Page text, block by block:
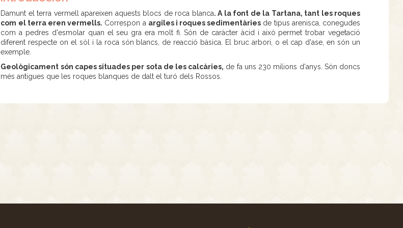
Damunt el terra vermell apareixen aquests blocs de roca blanca. A la font de la Tartana, tant les roques
com el terra eren vermells. Correspon a argiles i roques sedimentàries de tipus arenisca, conegudes
com a pedres d'esmolar quan el seu gra era molt fi. Són de caràcter àcid i això permet trobar vegetació
diferent respecte on el sòl i la roca són blancs, de reacció bàsica. El bruc arbori, o el cap d'ase, en són un
exemple.
Geològicament són capes situades per sota de les calcàries, de fa uns 230 milions d'anys. Són doncs
més antigues que les roques blanques de dalt el turó dels Rossos.